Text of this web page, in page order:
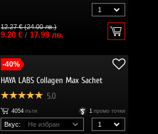
12.27 € (24.00 лв.)
9.20 €/ 17.99 лв.
-40%
HAYA LABS Collagen Max Sachet
5.0
4054 пъти 1 промо точки
Вкус: